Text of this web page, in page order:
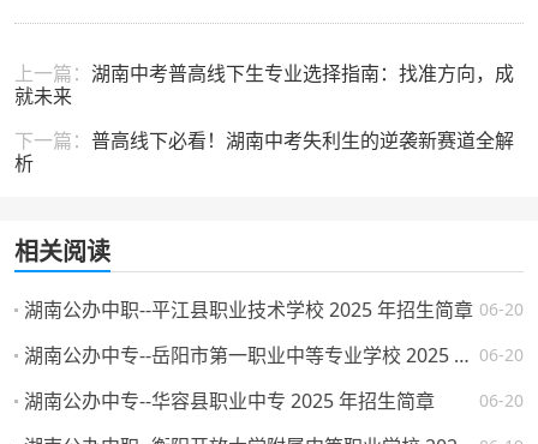
上一篇： 湖南中考普高线下生专业选择指南：找准方向，成
就未来
下一篇： 普高线下必看！湖南中考失利生的逆袭新赛道全解
析
相关阅读
06-20
湖南公办中职--平江县职业技术学校 2025 年招生简章
06-20
湖南公办中专--岳阳市第一职业中等专业学校 2025 年招生简章
06-20
湖南公办中专--华容县职业中专 2025 年招生简章